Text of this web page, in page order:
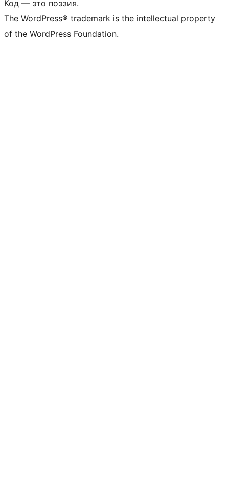
Код — это поэзия.
The WordPress® trademark is the intellectual property
of the WordPress Foundation.